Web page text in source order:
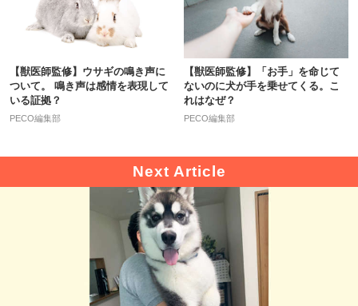
【獣医師監修】ウサギの鳴き声に
ついて。 鳴き声は感情を表現して
いる証拠？
PECO編集部
【獣医師監修】「お手」を命じて
ないのに犬が手を乗せてくる。こ
れはなぜ？
PECO編集部